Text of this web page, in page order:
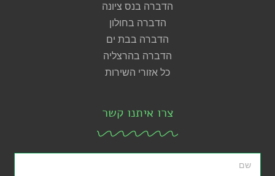
הדברה בנס ציונה
הדברה בחולון
הדברה בבת ים
הדברה בהרצליה
כל אזורי השירות
צרו איתנו קשר